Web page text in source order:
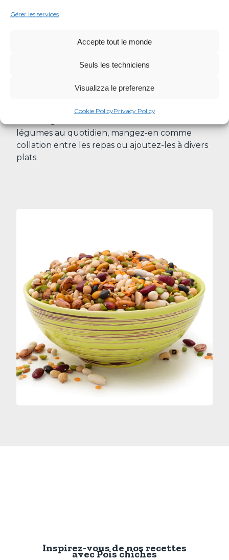
Gérer les services
Accepte tout le monde
Seuls les techniciens
Visualizza le preferenze
Cookie PolicyPrivacy Policy
côlon
antioxydantes (surtout chez les plantes
L'apport en minéraux tels que le
osseuse, la pression artérielle basse et
légumes au quotidien, mangez-en comme
collation entre les repas ou ajoutez-les à divers
plats.
Inspirez-vous de nos recettes
avecPois chiches